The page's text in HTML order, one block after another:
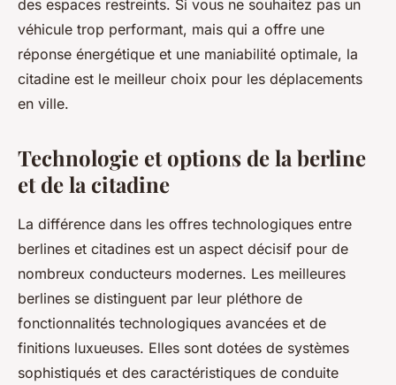
des espaces restreints. Si vous ne souhaitez pas un
véhicule trop performant, mais qui a offre une
réponse énergétique et une maniabilité optimale, la
citadine est le meilleur choix pour les déplacements
en ville.
Technologie et options de la berline
et de la citadine
La différence dans les offres technologiques entre
berlines et citadines est un aspect décisif pour de
nombreux conducteurs modernes. Les meilleures
berlines se distinguent par leur pléthore de
fonctionnalités technologiques avancées et de
finitions luxueuses. Elles sont dotées de systèmes
sophistiqués et des caractéristiques de conduite